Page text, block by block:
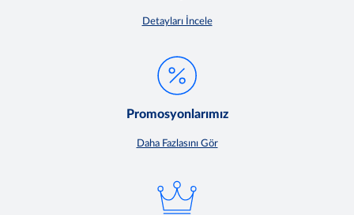
Detayları İncele
Promosyonlarımız
Daha Fazlasını Gör